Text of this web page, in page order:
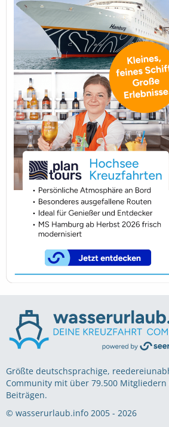
Größte deutschsprachige,
Community mit über 79.500
Beiträgen.
© wasserurlaub.info 2005 - 2026